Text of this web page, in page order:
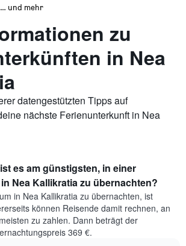
… und mehr
zu
in Nea
datengestützten Tipps auf
nächste Ferienunterkunft in Nea
es am günstigsten, in einer
Nea Kallikratia zu übernachten?
in Nea Kallikratia zu übernachten, ist
können Reisende damit rechnen, an
zu zahlen. Dann beträgt der
369 €.